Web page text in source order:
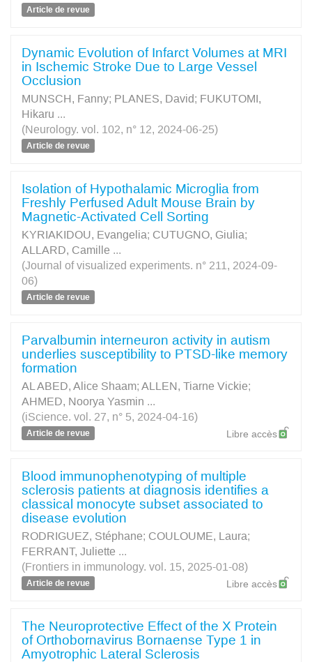
Article de revue
Dynamic Evolution of Infarct Volumes at MRI
in Ischemic Stroke Due to Large Vessel
Occlusion
MUNSCH, Fanny; PLANES, David; FUKUTOMI,
Hikaru ...
(Neurology. vol. 102, n° 12, 2024-06-25)
Article de revue
Isolation of Hypothalamic Microglia from
Freshly Perfused Adult Mouse Brain by
Magnetic-Activated Cell Sorting
KYRIAKIDOU, Evangelia; CUTUGNO, Giulia;
ALLARD, Camille ...
(Journal of visualized experiments. n° 211, 2024-09-
06)
Article de revue
Parvalbumin interneuron activity in autism
underlies susceptibility to PTSD-like memory
formation
AL ABED, Alice Shaam; ALLEN, Tiarne Vickie;
AHMED, Noorya Yasmin ...
(iScience. vol. 27, n° 5, 2024-04-16)
Article de revue Libre accès
Blood immunophenotyping of multiple
sclerosis patients at diagnosis identifies a
classical monocyte subset associated to
disease evolution
RODRIGUEZ, Stéphane; COULOUME, Laura;
FERRANT, Juliette ...
(Frontiers in immunology. vol. 15, 2025-01-08)
Article de revue Libre accès
The Neuroprotective Effect of the X Protein
of Orthobornavirus Bornaense Type 1 in
Amyotrophic Lateral Sclerosis